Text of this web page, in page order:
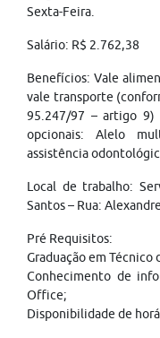
Sexta-Feira.
Salário: R$ 2.762,38
Benefícios: Vale
vale transporte
95.247/97 – artigo 9)
opcionais: Alelo
assistência
Local de trabalho:
Santos – Rua:
Pré Requisitos:
Graduação em Técnico
Conhecimento de
Office;
Disponibilidade de